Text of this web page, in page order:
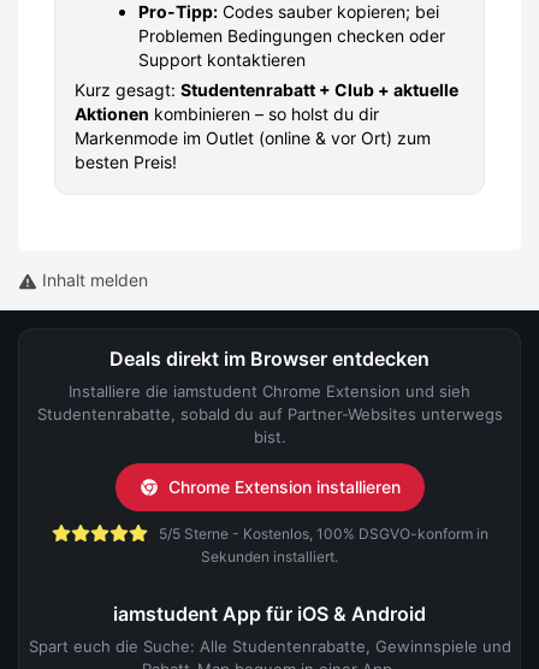
Pro-Tipp:Codes sauber kopieren; bei
Problemen Bedingungen checken oder
Support kontaktieren
Kurz gesagt: Studentenrabatt + Club + aktuelle
Aktionen kombinieren – so holst du dir
Markenmode im Outlet (online & vor Ort) zum
besten Preis!
Inhalt melden
Deals direkt im Browser entdecken
Installiere die iamstudent Chrome Extension und sieh
Studentenrabatte, sobald du auf Partner-Websites unterwegs
bist.
Chrome Extension installieren
5/5 Sterne - Kostenlos, 100% DSGVO-konform in
Sekunden installiert.
iamstudent App für iOS & Android
Spart euch die Suche: Alle Studentenrabatte, Gewinnspiele und